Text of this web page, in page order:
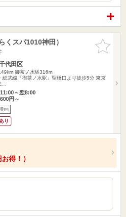
お気に入
りに追加
くスパ1010神田）
代田区
御茶ノ水駅316m
総武線「御茶ノ水駅」聖橋口より徒歩5分 東京
…
～翌8:00
円～
画
り
得！）